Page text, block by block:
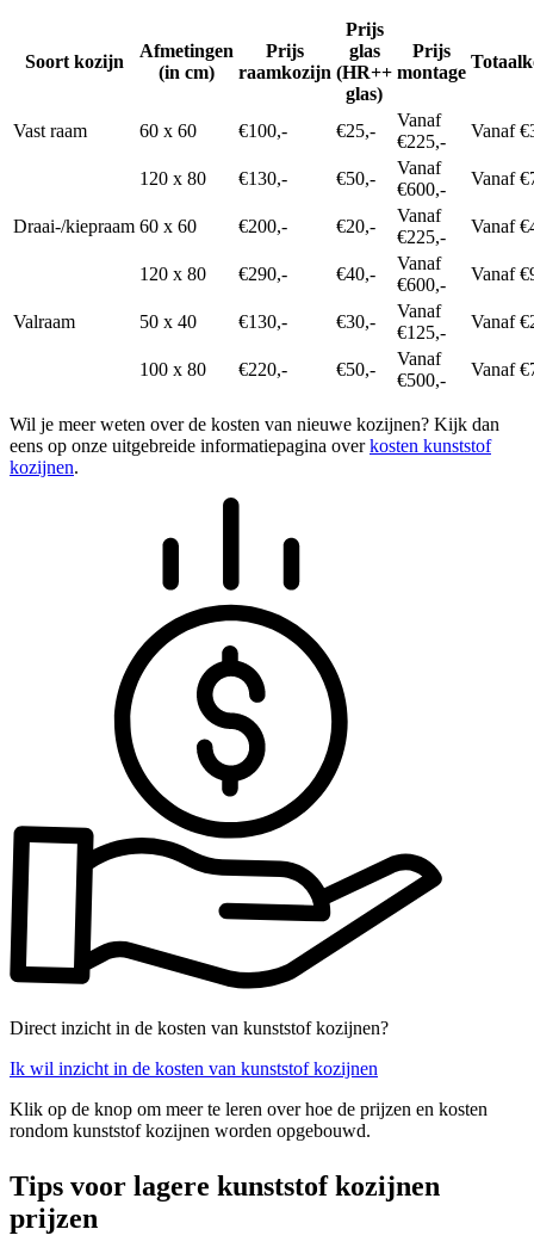
Soort kozijn
Afmetingen
(in cm)
Prijs
raamkozijn
Prijs
glas
(HR++
glas)
Prijs
montage
Vast raam 60 x 60 €100,- €25,-
Vanaf
€225,-
Vanaf
120 x 80 €130,- €50,-
Vanaf
€600,-
Vanaf
Draai-/kiepraam 60 x 60 €200,- €20,-
Vanaf
€225,-
Vanaf
120 x 80 €290,- €40,-
Vanaf
€600,-
Vanaf
Valraam 50 x 40 €130,- €30,-
Vanaf
€125,-
Vanaf
100 x 80 €220,- €50,-
Vanaf
€500,-
Vanaf
Wil je meer weten over de kosten van nieuwe kozijnen? Kijk dan
eens op onze uitgebreide informatiepagina overkosten kunststof
kozijnen.
Direct inzicht in de kosten van kunststof kozijnen?
Ik wil inzicht in de kosten van kunststof kozijnen
Klik op de knop om meer te leren over hoe de prijzen en kosten
rondom kunststof kozijnen worden opgebouwd.
Tips voor lagere kunststof kozijnen
prijzen